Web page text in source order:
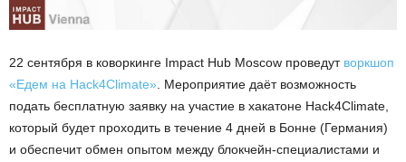
22 сентября в коворкинге Impact Hub Moscow проведут воркшоп
«Едем на Hack4Climate» . Мероприятие даёт возможность
подать бесплатную заявку на участие в хакатоне Hack4Climate,
который будет проходить в течение 4 дней в Бонне (Германия)
и обеспечит обмен опытом между блокчейн-специалистами и